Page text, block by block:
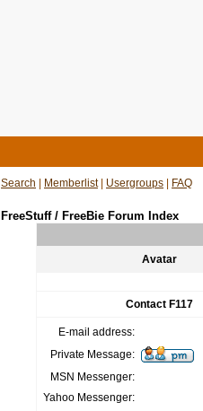
Search Memberlist| Usergroups FAQ
FreeStuff / FreeBie Forum Index
Avatar
Contact F117
E-mail address:
Private Message:
MSN Messenger:
Yahoo Messenger: